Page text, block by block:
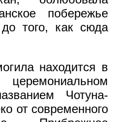
побережье
того, как сюда
находится в
Чотуна-
от современного